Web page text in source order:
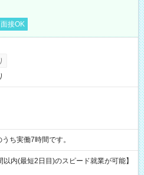
接OK
※表記のうち実働7時間です。
内(最短2日目)のスピード就業が可能】